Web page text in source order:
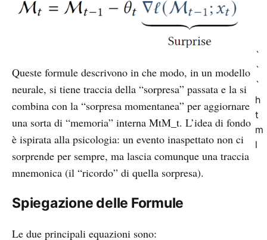
Queste formule descrivono in che modo, in un modello
neurale, si tiene traccia della “sorpresa” passata e la si
combina con la “sorpresa momentanea” per aggiornare
una sorta di “memoria” interna MtM_t. L’idea di fondo
è ispirata alla psicologia: un evento inaspettato non ci
sorprende per sempre, ma lascia comunque una traccia
mnemonica (il “ricordo” di quella sorpresa).
`
`
`
h
t
m
l
Spiegazione delle Formule
Le due principali equazioni sono: